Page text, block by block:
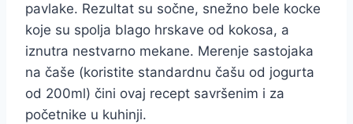
pavlake. Rezultat su sočne, snežno bele kocke
koje su spolja blago hrskave od kokosa, a
iznutra nestvarno mekane. Merenje sastojaka
na čaše (koristite standardnu čašu od jogurta
od 200ml) čini ovaj recept savršenim i za
početnike u kuhinji.